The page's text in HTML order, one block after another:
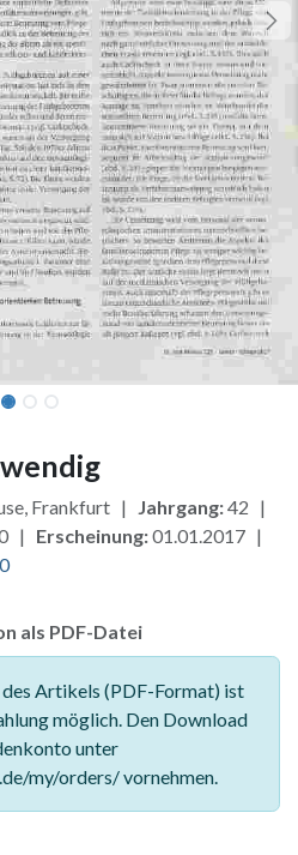
Frankfurt | Jahrgang:42 |
| Erscheinung:01.01.2017 |
als PDF-Datei
Artikels (PDF-Format) ist
möglich. Den Download
unter
my/orders/ vornehmen.